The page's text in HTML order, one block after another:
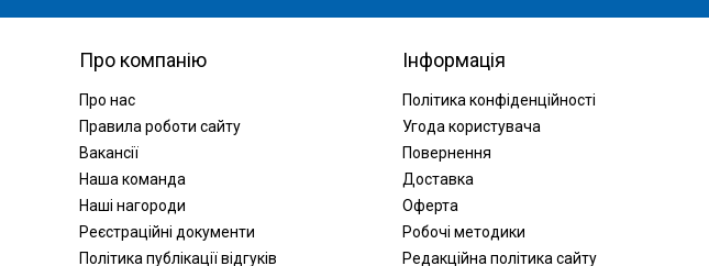
Про компанію
Про нас
Правила роботи сайту
Вакансії
Наша команда
Наші нагороди
Реєстраційні документи
Політика публікації відгуків
Інформація
Політика конфіденційності
Угода користувача
Повернення
Доставка
Оферта
Робочі методики
Редакційна політика сайту